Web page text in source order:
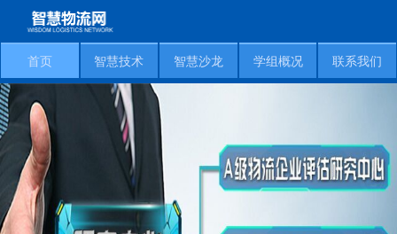
首页 智慧技术 智慧沙龙 学组概况 联系我们